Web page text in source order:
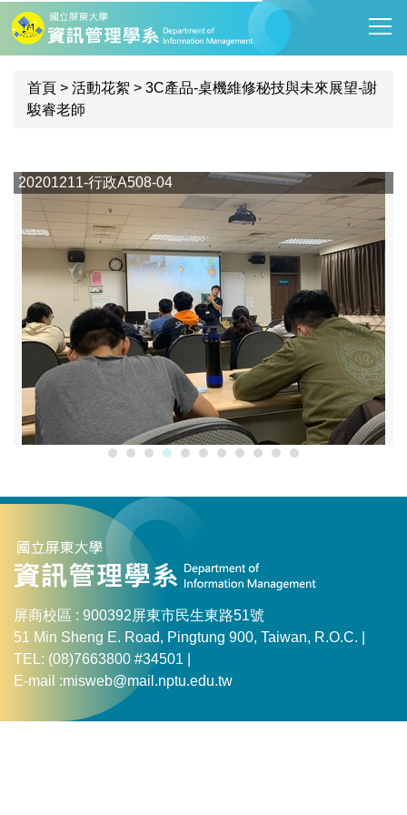
跳
到
主
首頁 > 活動花絮 > 3C產品-桌機維修秘技與未來展望-謝
駿睿老師
20201211-行政A508-04
屏商校區 : 900392屏東市民生東路51號
51 Min Sheng E. Road, Pingtung 900, Taiwan, R.O.C. |
TEL: (08)7663800 #34501 |
E-mail :misweb@mail.nptu.edu.tw